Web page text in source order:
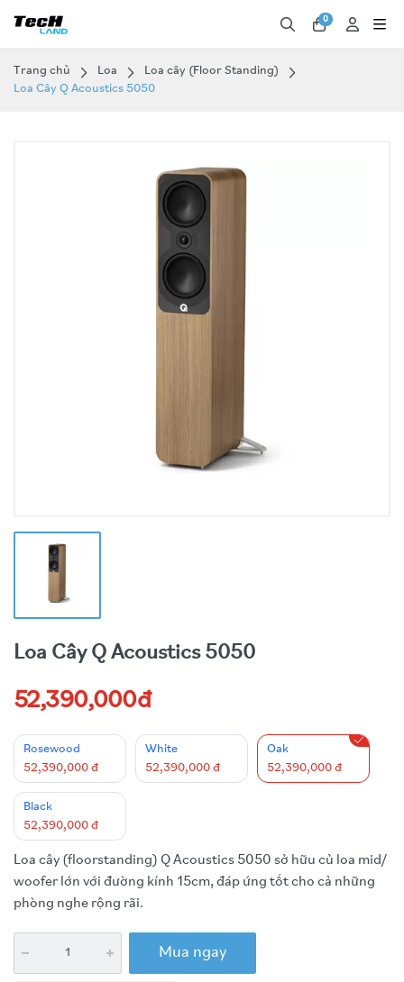
0
Trang chủ Loa
Loa cây (Floor Standing)
Loa Cây Q Acoustics 5050
Loa Cây Q Acoustics 5050
52,390,000đ
Rosewood
52,390,000 đ
White
52,390,000 đ
Oak
52,390,000 đ
Black
52,390,000 đ
Loa cây (floorstanding) Q Acoustics 5050 sở hữu củ loa mid/
woofer lớn với đường kính 15cm, đáp ứng tốt cho cả những
phòng nghe rộng rãi.
Mua ngay